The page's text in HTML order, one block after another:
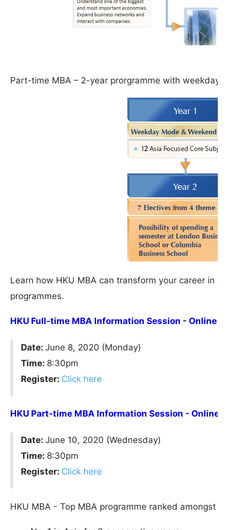
Part-time MBA – 2-year prorgramme with weekday
Learn how HKU MBA can transform your career in
programmes.
HKU Full-time MBA Information Session - Online
Date:June 8, 2020 (Monday)
Time: 8:30pm
Register: Click here
HKU Part-time MBA Information Session - Online
Date:June 10, 2020 (Wednesday)
Time: 8:30pm
Register: Click here
HKU MBA - Top MBA programme ranked amongst